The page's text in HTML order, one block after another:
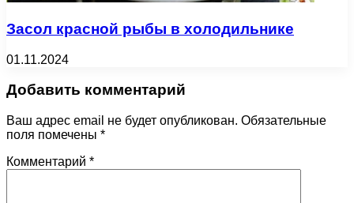
Засол красной рыбы в холодильнике
01.11.2024
Добавить комментарий
Ваш адрес email не будет опубликован. Обязательные
поля помечены *
Комментарий *